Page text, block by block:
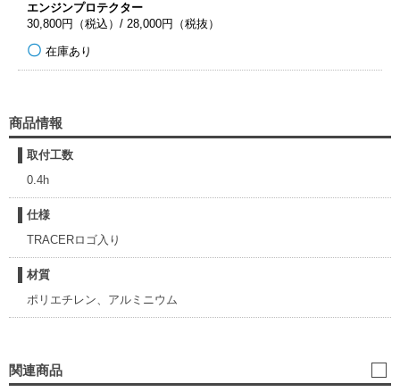
エンジンプロテクター
30,800円（税込）/ 28,000円（税抜）
在庫あり
商品情報
取付工数
0.4h
仕様
TRACERロゴ入り
材質
ポリエチレン、アルミニウム
関連商品